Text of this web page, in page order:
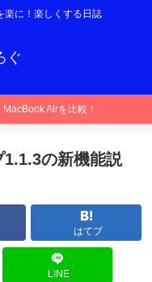
楽に！楽しくする日誌
ぐ
Airを比較！
の新機能説
はてブ
LINE